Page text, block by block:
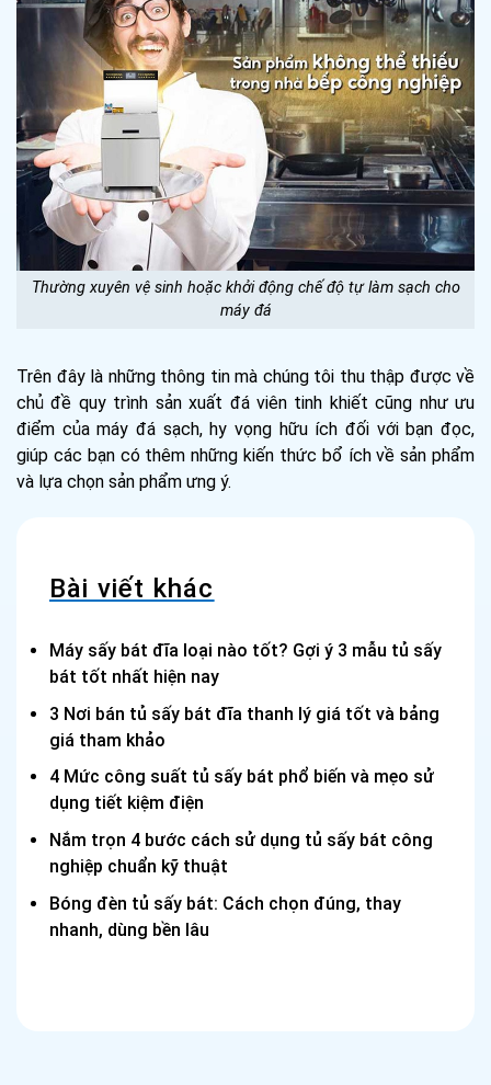
Thường xuyên vệ sinh hoặc khởi động chế độ tự làm sạch cho
máy đá
Trên đây là những thông tin mà chúng tôi thu thập được về
chủ đề quy trình sản xuất đá viên tinh khiết cũng như ưu
điểm của máy đá sạch, hy vọng hữu ích đối với bạn đọc,
giúp các bạn có thêm những kiến thức bổ ích về sản phẩm
và lựa chọn sản phẩm ưng ý.
Bài viết khác
Máy sấy bát đĩa loại nào tốt? Gợi ý 3 mẫu tủ sấy
bát tốt nhất hiện nay
3 Nơi bán tủ sấy bát đĩa thanh lý giá tốt và bảng
giá tham khảo
4 Mức công suất tủ sấy bát phổ biến và mẹo sử
dụng tiết kiệm điện
Nắm trọn 4 bước cách sử dụng tủ sấy bát công
nghiệp chuẩn kỹ thuật
Bóng đèn tủ sấy bát: Cách chọn đúng, thay
nhanh, dùng bền lâu